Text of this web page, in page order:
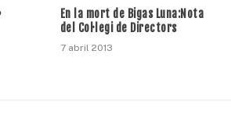
En la mort de Bigas Luna:Nota
del Col·legi de Directors
7 abril 2013